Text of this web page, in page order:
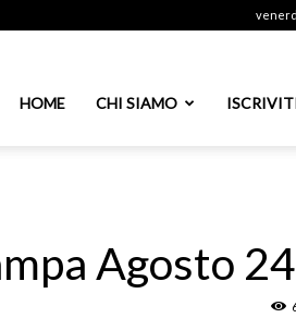
HOME CHI SIAMO
Agosto 24